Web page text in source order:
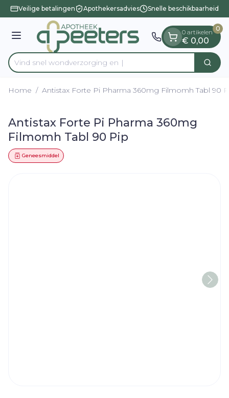
Ga naar de inhoud
1 van 1
Veilige betalingen Apothekersadvies Snelle beschikbaarheid
Menu
Product, merk, categorie...
Vind snel wondverzor Zoek
0 artikelen
€ 0,00
0
Home / Antistax Forte Pi Pharma 360mg Filmomh Tabl 90
Antistax Forte Pi Pharma 360mg
Filmomh Tabl 90 Pip
Geneesmiddel